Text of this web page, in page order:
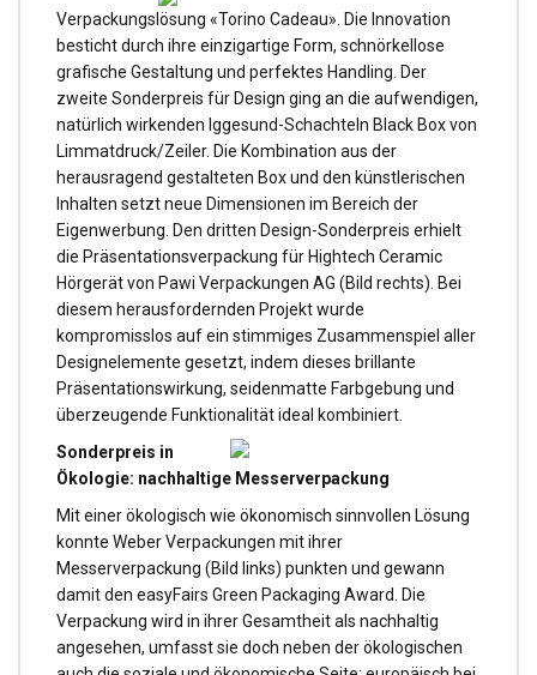
Verpackungslösung «Torino Cadeau». Die Innovation
besticht durch ihre einzigartige Form, schnörkellose
grafische Gestaltung und perfektes Handling. Der
zweite Sonderpreis für Design ging an die aufwendigen,
natürlich wirkenden Iggesund-Schachteln Black Box von
Limmatdruck/Zeiler. Die Kombination aus der
herausragend gestalteten Box und den künstlerischen
Inhalten setzt neue Dimensionen im Bereich der
Eigenwerbung. Den dritten Design-Sonderpreis erhielt
die Präsentationsverpackung für Hightech Ceramic
Hörgerät von Pawi Verpackungen AG (Bild rechts). Bei
diesem herausfordernden Projekt wurde
kompromisslos auf ein stimmiges Zusammenspiel aller
Designelemente gesetzt, indem dieses brillante
Präsentationswirkung, seidenmatte Farbgebung und
überzeugende Funktionalität ideal kombiniert.
Sonderpreis in
Ökologie: nachhaltige Messerverpackung
Mit einer ökologisch wie ökonomisch sinnvollen Lösung
konnte Weber Verpackungen mit ihrer
Messerverpackung (Bild links) punkten und gewann
damit den easyFairs Green Packaging Award. Die
Verpackung wird in ihrer Gesamtheit als nachhaltig
angesehen, umfasst sie doch neben der ökologischen